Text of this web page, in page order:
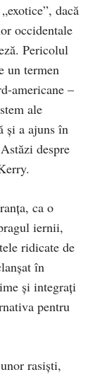
dacă
occidentale
Pericolul
un termen
americane –
ale
şi a ajuns în
despre
ca o
iernii,
ridicate de
în
şi integraţi
pentru
rasişti,